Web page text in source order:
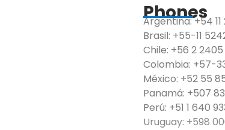
Phones
Argentina: +54 11
Brasil: +55-11
Chile: +56 2
Colombia: +57-
México: +52 55
Panamá: +507
Perú: +51 1 640
Uruguay: +598 00